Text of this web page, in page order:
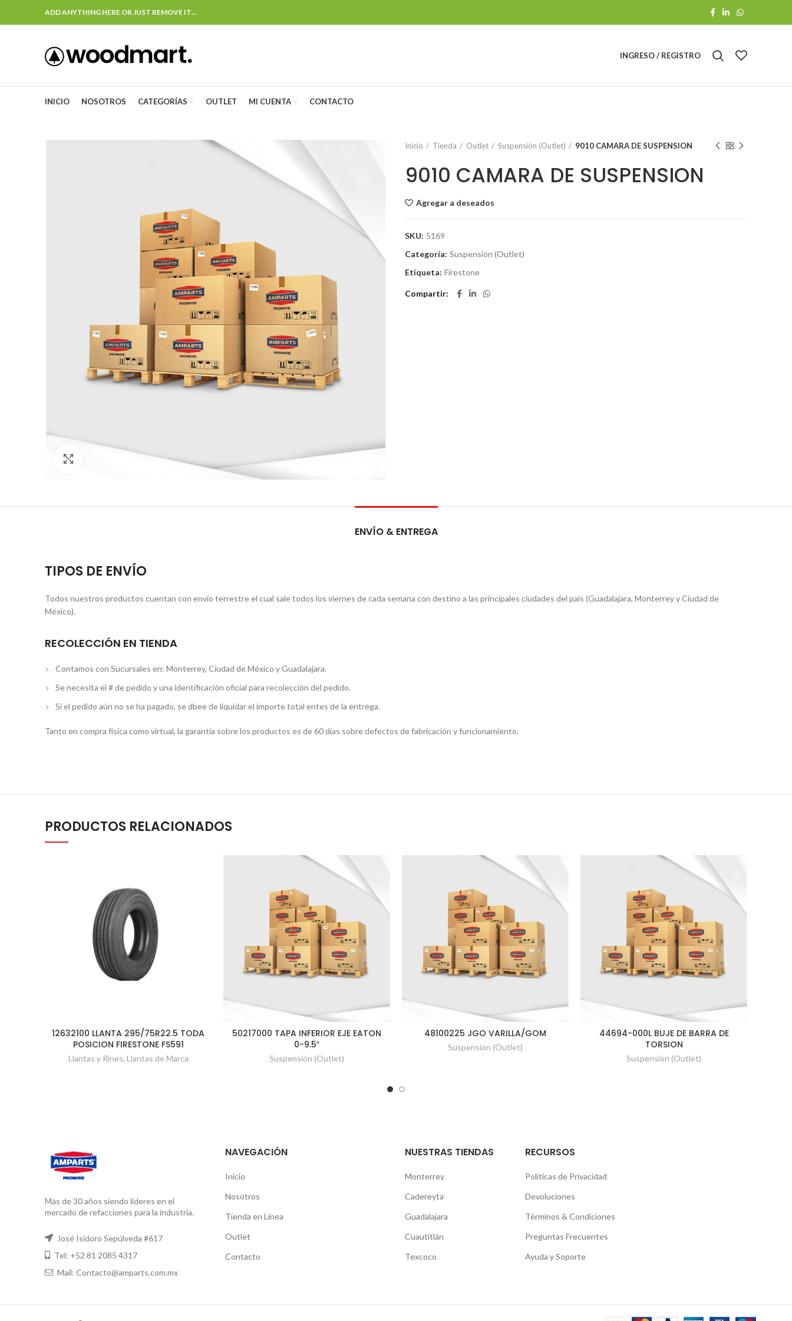
ADD ANYTHING HERE OR JUST REMOVE IT…
INGRESO / REGISTRO
INICIO NOSOTROS CATEGORÍAS OUTLET MI CUENTA CONTACTO
Inicio Tienda Outlet Suspensión (Outlet) 9010 CAMARA DE SUSPENSION
9010 CAMARA DE SUSPENSION
Agregar a deseados
SKU: 5169
Categoría: Suspensión (Outlet)
Etiqueta: Firestone
Compartir
ENVÍO & ENTREGA
TIPOS DE ENVÍO
Todos nuestros productos cuentan con envío terrestre el cual sale todos los viernes de cada semana con destino a las principales ciudades del país (Guadalajara, Monterrey y Ciudad de
México).
RECOLECCIÓN EN TIENDA
Contamos con Sucursales en: Monterrey, Ciudad de México y Guadalajara.
Se necesita el # de pedido y una identificación oficial para recolección del pedido.
Si el pedido aún no se ha pagado, se dbee de liquidar el importe total entes de la entrega.
Tanto en compra física como virtual, la garantía sobre los productos es de 60 días sobre defectos de fabricación y funcionamiento.
PRODUCTOS RELACIONADOS
12632100 LLANTA 295/75R22.5 TODA
POSICION FIRESTONE FS591
Llantas y Rines, Llantas de Marca
50217000 TAPA INFERIOR EJE EATON
0-9.5″
Suspensión (Outlet)
48100225 JGO VARILLA/GOM
Suspensión (Outlet)
44694-000L BUJE DE BARRA DE
TORSION
Suspensión (Outlet)
Más de 30 años siendo líderes en el
mercado de refacciones para la industria.
José Isidoro Sepúlveda #617
Tel: +52 81 2085 4317
Mail: Contacto@amparts.com.mx
NAVEGACIÓN
Inicio
Nosotros
Tienda en Línea
Outlet
Contacto
NUESTRAS TIENDAS
Monterrey
Cadereyta
Guadalajara
Cuautitlán
Texcoco
RECURSOS
Políticas de Privacidad
Devoluciones
Términos & Condiciones
Preguntas Frecuentes
Ayuda y Soporte